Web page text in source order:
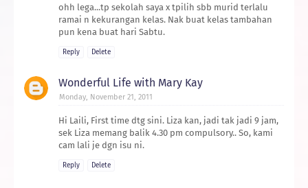
ohh lega...tp sekolah saya x tpilih sbb murid terlalu
ramai n kekurangan kelas. Nak buat kelas tambahan
pun kena buat hari Sabtu.
Reply Delete
Wonderful Life with Mary Kay
Monday, November 21, 2011
Hi Laili, First time dtg sini. Liza kan, jadi tak jadi 9 jam,
sek Liza memang balik 4.30 pm compulsory.. So, kami
cam lali je dgn isu ni.
Reply Delete